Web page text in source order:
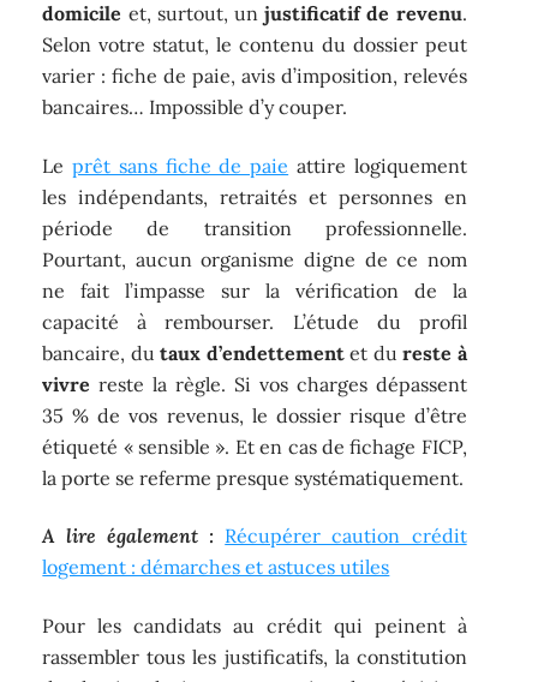
domicile et, surtout, unjustificatif de revenu.
Selon votre statut, le contenu du dossier peut
varier : fiche de paie, avis d’imposition, relevés
bancaires… Impossible d’y couper.
Leprêt sans fiche de paie attire logiquement
les indépendants, retraités et personnes en
période de transition professionnelle.
Pourtant, aucun organisme digne de ce nom
ne fait l’impasse sur la vérification de la
capacité à rembourser. L’étude du profil
bancaire, dutaux d’endettementet dureste à
vivre reste la règle. Si vos charges dépassent
35 % de vos revenus, le dossier risque d’être
étiqueté « sensible ». Et en cas de fichage FICP,
la porte se referme presque systématiquement.
A lire également : Récupérer caution crédit
logement : démarches et astuces utiles
Pour les candidats au crédit qui peinent à
rassembler tous les justificatifs, la constitution